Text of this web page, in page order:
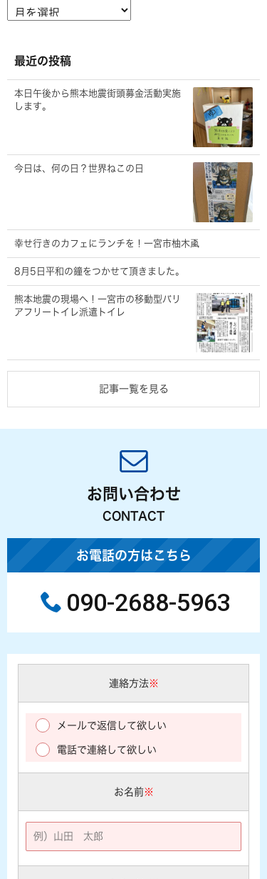
ー
ブ
最近の投稿
本日午後から熊本地震街頭募金活動実施
します。
今日は、何の日？世界ねこの日
幸せ行きのカフェにランチを！一宮市柚木颪
8月5日平和の鐘をつかせて頂きました。
熊本地震の現場へ！一宮市の移動型バリ
アフリートイレ派遣トイレ
記事一覧を見る
お問い合わせ
CONTACT
お電話の方はこちら
090-2688-5963
連絡方法※
メールで返信して欲しい
電話で連絡して欲しい
お名前※